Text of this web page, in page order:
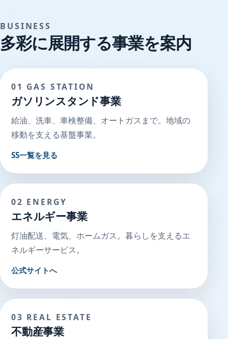
BUSINESS
多彩に展開する事業を案内
01 GAS STATION
ガソリンスタンド事業
給油、洗車、車検整備、オートガスまで。地域の
移動を支える基盤事業。
SS一覧を見る
02 ENERGY
エネルギー事業
灯油配送、電気、ホームガス。暮らしを支えるエ
ネルギーサービス。
公式サイトへ
03 REAL ESTATE
不動産事業